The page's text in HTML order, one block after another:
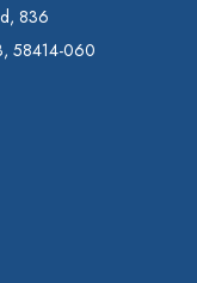
836
58414-060